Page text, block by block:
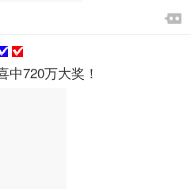


中720万大奖！